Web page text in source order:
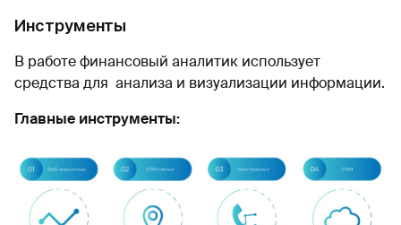
Инструменты
В работе финансовый аналитик использует
средства для анализа и визуализации информации.
Главные инструменты: